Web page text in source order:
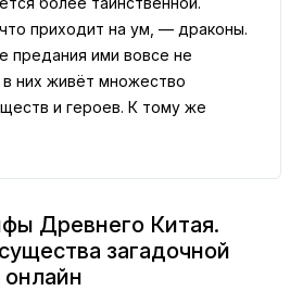
приходит на ум, — драконы.
предания ими вовсе не
в них живёт множество
и героев. К тому же
теснее переплетена с
Древнего Китая.
загадочной